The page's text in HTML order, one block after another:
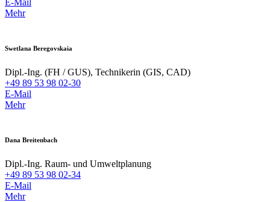
E-Mail
Mehr
Swetlana Beregovskaia
Dipl.-Ing. (FH / GUS), Technikerin (GIS, CAD)
+49 89 53 98 02-30
E-Mail
Mehr
Dana Breitenbach
Dipl.-Ing. Raum- und Umweltplanung
+49 89 53 98 02-34
E-Mail
Mehr